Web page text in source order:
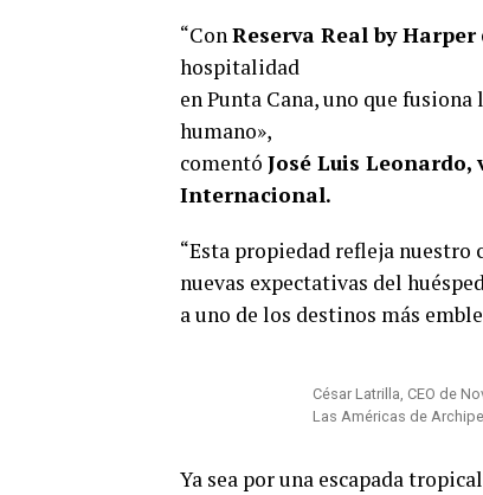
“ConReserva Real by Harper
hospitalidad
en Punta Cana, uno que
humano»,
comentó José Luis
Internacional.
“Esta propiedad refleja nuestro
nuevas expectativas del
a uno de los destinos más
César Latrilla, CEO de
Las Américas de
Ya sea por una escapada